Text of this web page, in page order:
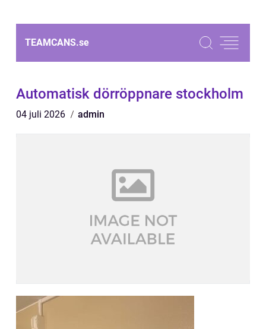
TEAMCANS.se
Automatisk dörröppnare stockholm
04 juli 2026 admin